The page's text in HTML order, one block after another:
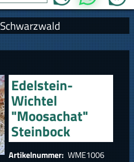
Schwarzwald
Edelstein-
Wichtel
"Moosachat"
Steinbock
Artikelnummer: WME1006